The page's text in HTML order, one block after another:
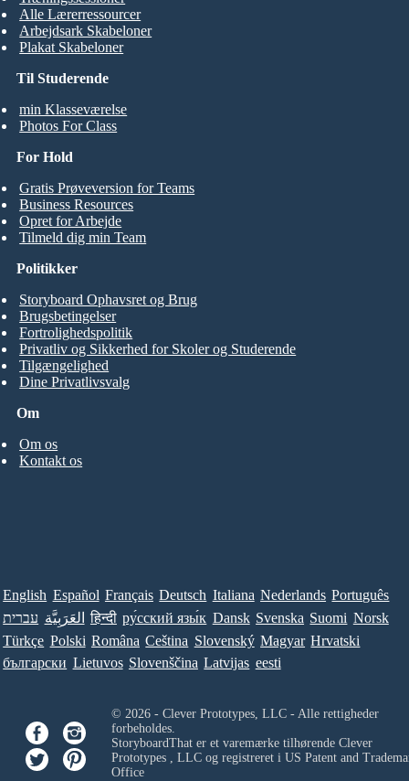
Til Studerende
min Klasseværelse
Photos For Class
Alle Lærerressourcer
Arbejdsark Skabeloner
Plakat Skabeloner
For Hold
Gratis Prøveversion for Teams
Business Resources
Opret for Arbejde
Tilmeld dig min Team
Om
Om os
Kontakt os
Politikker
Storyboard Ophavsret og Brug
Brugsbetingelser
Fortrolighedspolitik
Privatliv og Sikkerhed for Skoler og Studerende
Tilgængelighed
Dine Privatlivsvalg
English Español Français Deutsch Italiana Nederlands Português
עברית العَرَبِيَّة हिन्दी ру́сский язы́к Dansk Svenska Suomi Norsk
Türkçe Polski Româna Ceština Slovenský Magyar Hrvatski
български Lietuvos Slovenščina Latvijas eesti
© 2026 - Clever Prototypes, LLC - Alle rettigheder
forbeholdes.
StoryboardThat er et varemærke tilhørende Clever
Prototypes , LLCog registreret i US Patent and
Office